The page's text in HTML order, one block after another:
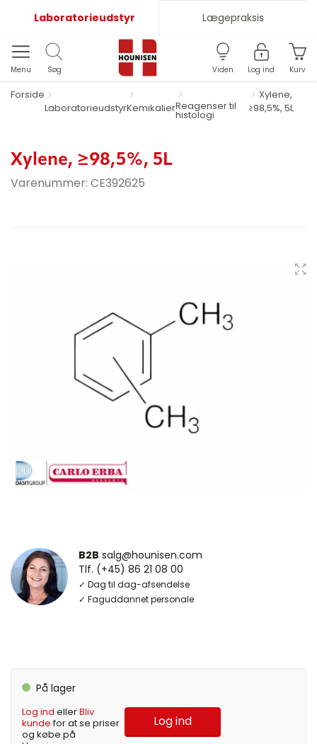
Laboratorieudstyr Lægepraksis
Menu Søg Viden Log ind Kurv
Forside
LaboratorieudstyrKemikalierReagenser til
histologi
Xylene,
≥98,5%, 5L
Xylene, ≥98,5%, 5L
Varenummer: CE392625
B2B salg@hounisen.com
Tlf. (+45) 86 21 08 00
✓ Dag til dag-afsendelse
✓ Faguddannet personale
På lager
Log ind ellerBliv
kundefor at se priser
og købe på
Log ind